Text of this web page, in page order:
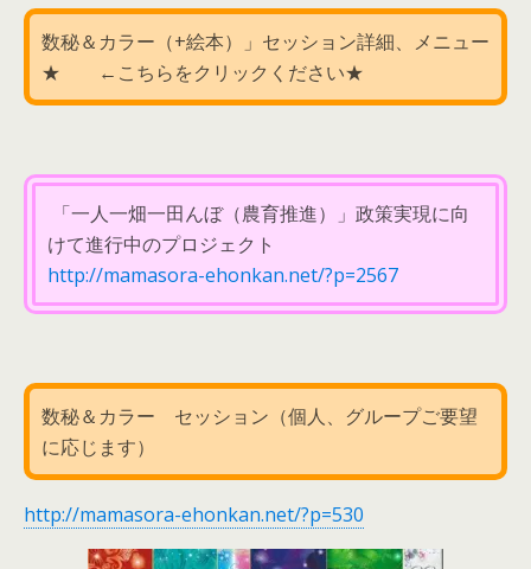
数秘＆カラー（+絵本）」セッション詳細、メニュー
★ ←こちらをクリックください★
「一人一畑一田んぼ（農育推進）」政策実現に向
けて進行中のプロジェクト
http://mamasora-ehonkan.net/?p=2567
数秘＆カラー セッション（個人、グループご要望
に応じます）
http://mamasora-ehonkan.net/?p=530